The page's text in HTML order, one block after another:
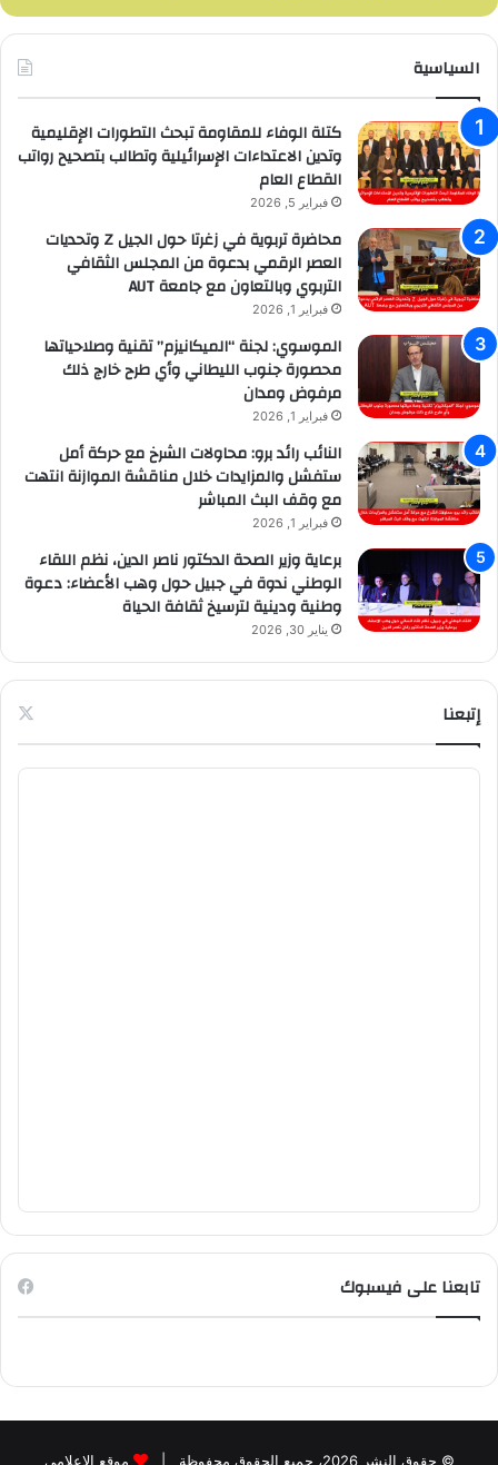
السياسية
كتلة الوفاء للمقاومة تبحث التطورات الإقليمية
وتدين الاعتداءات الإسرائيلية وتطالب بتصحيح رواتب
القطاع العام
فبراير 5, 2026
محاضرة تربوية في زغرتا حول الجيل Z وتحديات
العصر الرقمي بدعوة من المجلس الثقافي
التربوي وبالتعاون مع جامعة AUT
فبراير 1, 2026
الموسوي: لجنة “الميكانيزم” تقنية وصلاحياتها
محصورة جنوب الليطاني وأي طرح خارج ذلك
مرفوض ومدان
فبراير 1, 2026
النائب رائد برو: محاولات الشرخ مع حركة أمل
ستفشل والمزايدات خلال مناقشة الموازنة انتهت
مع وقف البث المباشر
فبراير 1, 2026
برعاية وزير الصحة الدكتور ناصر الدين، نظم اللقاء
الوطني ندوة في جبيل حول وهب الأعضاء: دعوة
وطنية ودينية لترسيخ ثقافة الحياة
يناير 30, 2026
إتبعنا
تابعنا على فيسبوك
© حقوق النشر 2026، جميع الحقوق محفوظة | موقع الاعلامي